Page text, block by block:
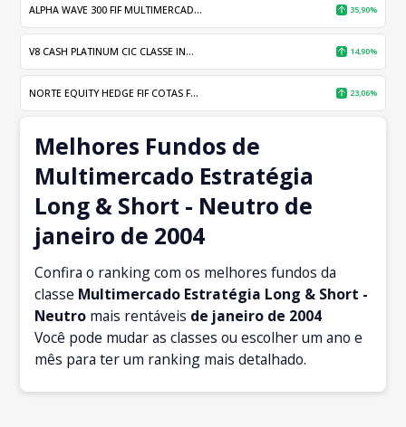
ALPHA WAVE 300 FIF MULTIMERCAD... 35,90%
V8 CASH PLATINUM CIC CLASSE IN... 14,90%
NORTE EQUITY HEDGE FIF COTAS F... 23,06%
Melhores Fundos de
Multimercado Estratégia
Long & Short - Neutro de
janeiro de 2004
Confira o ranking com os melhores fundos da
classe Multimercado Estratégia Long & Short -
Neutro mais rentáveis de janeiro de 2004
Você pode mudar as classes ou escolher um ano e
mês para ter um ranking mais detalhado.